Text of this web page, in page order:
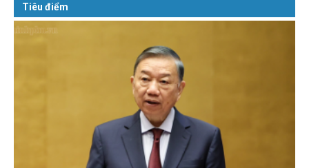
Tiêu điểm